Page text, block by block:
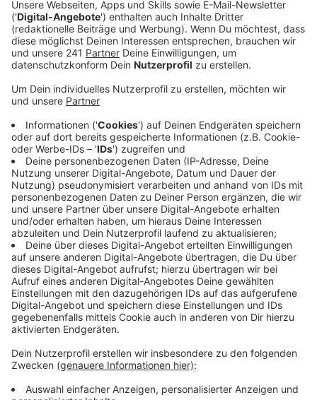
Veröffentlicht:Montag, 22.04.2024 06:57
Anzeige
In den sozialen Medien hatten Nutzer die Hundehalter
öffentlich an den Pranger gestellt, sie mit
Hasskommentaren beschimpft und unter anderem
Fotos und persönliche Daten von ihnen veröffentlicht.
Die Ermittlungen der Polizei dazu laufen.
Ob der Hund tatsächlich durch Tierquälerei ums Leben
gekommen ist, lässt sich nicht mehr klären. Die
Obduktion hat dazu laut Stadt kein Ergebnis gebracht
– die Verwesung des Tierkörpers war dazu schon zu
weit fortgeschritten.
Gegen die Hundehalter hat die Stadt trotzdem ein
Tierhalteverbot verhängt. Auch gegen sie ermitteln
Polizei und Staatsanwaltschaft weiter.
Anzeige